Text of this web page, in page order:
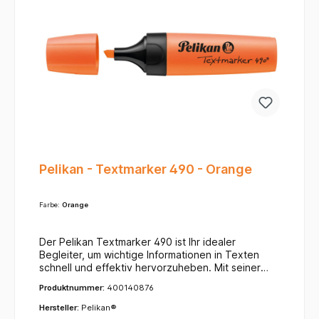
Pelikan - Textmarker 490 - Orange
Farbe: Orange
Der Pelikan Textmarker 490 ist Ihr idealer
Begleiter, um wichtige Informationen in Texten
schnell und effektiv hervorzuheben. Mit seiner
ermöglicht er ein sauberes und gleichmäßiges
Markieren von einzelnen Wörtern, ganzen Sätzen
Produktnummer: 400140876
Hersteller: Pelikan®